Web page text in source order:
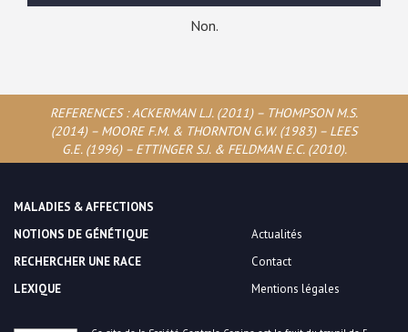
Non.
REFERENCES : ACKERMAN L.J. (2011) – THOMPSON M.S.
(2014) – MOORE F.M. & THORNTON G.W. (1983) – LEES
G.E. (1996) – ETTINGER S.J. & FELDMAN E.C. (2010).
MALADIES & AFFECTIONS
NOTIONS DE GÉNÉTIQUE
RECHERCHER UNE RACE
LEXIQUE
Actualités
Contact
Mentions légales